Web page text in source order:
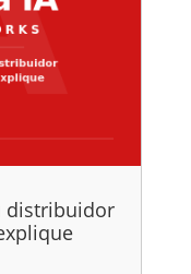
distribuidor